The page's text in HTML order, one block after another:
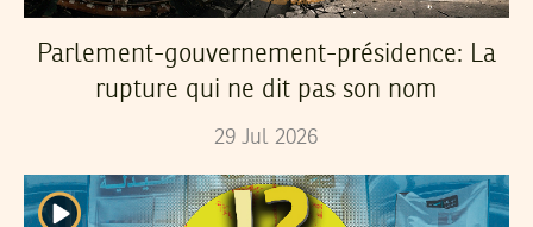
Parlement-gouvernement-présidence: La
rupture qui ne dit pas son nom
29 Jul 2026